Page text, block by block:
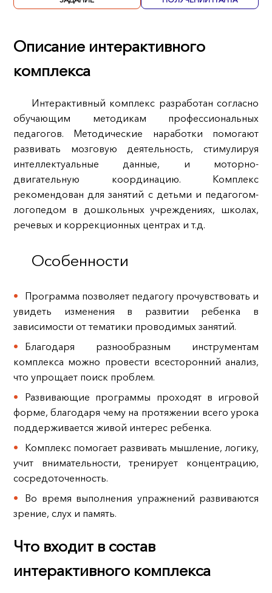
Описание интерактивного
комплекса
Интерактивный комплекс разработан согласно
обучающим методикам профессиональных
педагогов. Методические наработки помогают
развивать мозговую деятельность, стимулируя
интеллектуальные данные, и моторно-
двигательную координацию. Комплекс
рекомендован для занятий с детьми и педагогом-
логопедом в дошкольных учреждениях, школах,
речевых и коррекционных центрах и т.д.
Особенности
Программа позволяет педагогу прочувствовать и
увидеть изменения в развитии ребенка в
зависимости от тематики проводимых занятий.
Благодаря разнообразным инструментам
комплекса можно провести всесторонний анализ,
что упрощает поиск проблем.
Развивающие программы проходят в игровой
форме, благодаря чему на протяжении всего урока
поддерживается живой интерес ребенка.
Комплекс помогает развивать мышление, логику,
учит внимательности, тренирует концентрацию,
сосредоточенность.
Во время выполнения упражнений развиваются
зрение, слух и память.
Что входит в состав
интерактивного комплекса